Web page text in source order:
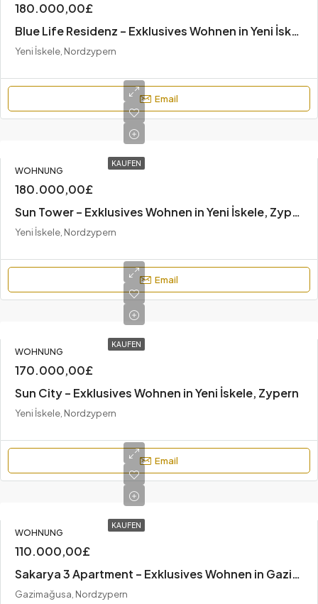
180.000,00£
Blue Life Residenz – Exklusives Wohnen in Yeni İskele, Zypern
Yeni İskele, Nordzypern
Email
KAUFEN
WOHNUNG
180.000,00£
Sun Tower – Exklusives Wohnen in Yeni İskele, Zypern
Yeni İskele, Nordzypern
Email
KAUFEN
WOHNUNG
170.000,00£
Sun City – Exklusives Wohnen in Yeni İskele, Zypern
Yeni İskele, Nordzypern
Email
KAUFEN
WOHNUNG
110.000,00£
Sakarya 3 Apartment – Exklusives Wohnen in Gazimağusa, Zypern
Gazimağusa, Nordzypern